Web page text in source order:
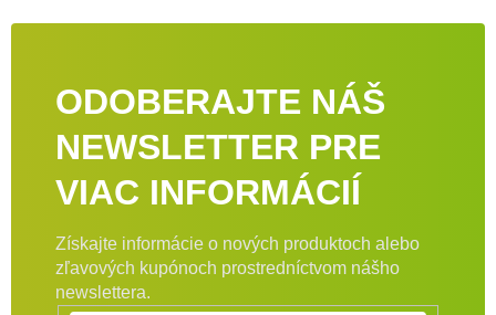
ODOBERAJTE NÁŠ
NEWSLETTER PRE
VIAC INFORMÁCIÍ
Získajte informácie o nových produktoch alebo
zľavových kupónoch prostredníctvom nášho
newslettera.